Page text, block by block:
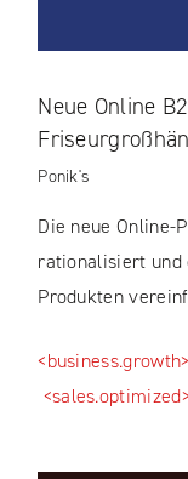
Neue Online
Ponik's
Die neue Online-
rationalisiert und
Produkten
<business.growth>
<sales.optimized>